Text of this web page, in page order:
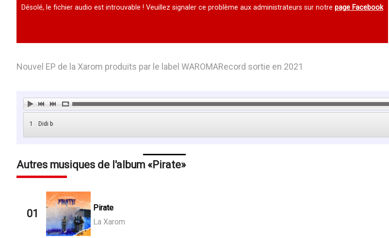
Désolé, le fichier audio est introuvable ! Veuillez signaler ce problème aux administrateurs sur notre page Facebook
Nouvel EP de la Xarom produits par le label WAROMARecord sortie en 2021
1 Didi b
Autres musiques de l'album Pirate
01
Pirate
La Xarom